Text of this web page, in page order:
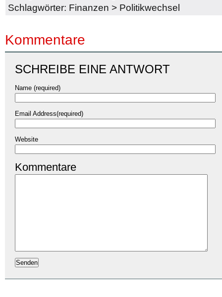
Schlagwörter: Finanzen > Politikwechsel
Kommentare
SCHREIBE EINE ANTWORT
Name (required)
Email Address(required)
Website
Kommentare